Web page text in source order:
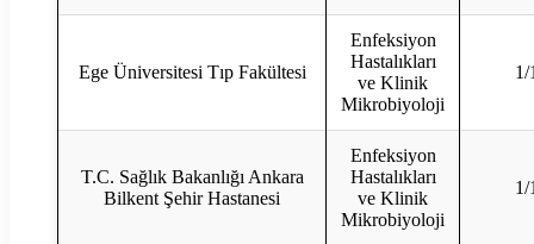
Ege Üniversitesi Tıp Fakültesi
Enfeksiyon
Hastalıkları
ve Klinik
Mikrobiyoloji
1/
T.C. Sağlık Bakanlığı Ankara
Bilkent Şehir Hastanesi
Enfeksiyon
Hastalıkları
ve Klinik
Mikrobiyoloji
1/